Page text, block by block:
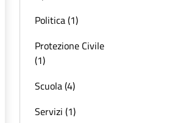
Politica (1)
Protezione Civile
(1)
Scuola (4)
Servizi (1)